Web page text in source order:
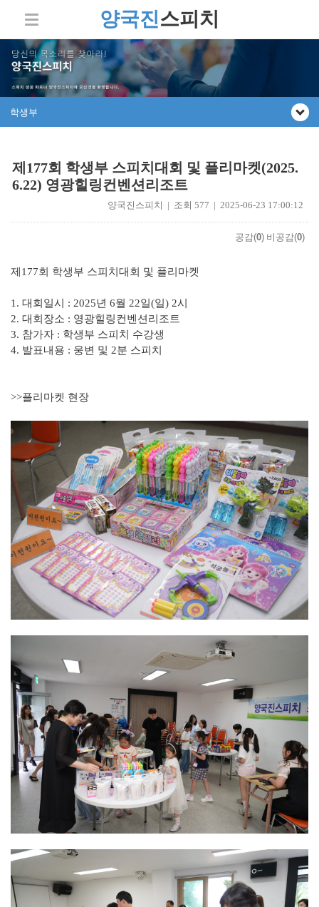
양국진스피치
학생부
제177회 학생부 스피치대회 및 플리마켓(2025.
6.22) 영광힐링컨벤션리조트
양국진스피치 | 조회 577 | 2025-06-23 17:00:12
공감(0) 비공감(0)
제177회 학생부 스피치대회 및 플리마켓
1. 대회일시 : 2025년 6월 22일(일) 2시
2. 대회장소 : 영광힐링컨벤션리조트
3. 참가자 : 학생부 스피치 수강생
4. 발표내용 : 웅변 및 2분 스피치
>>플리마켓 현장